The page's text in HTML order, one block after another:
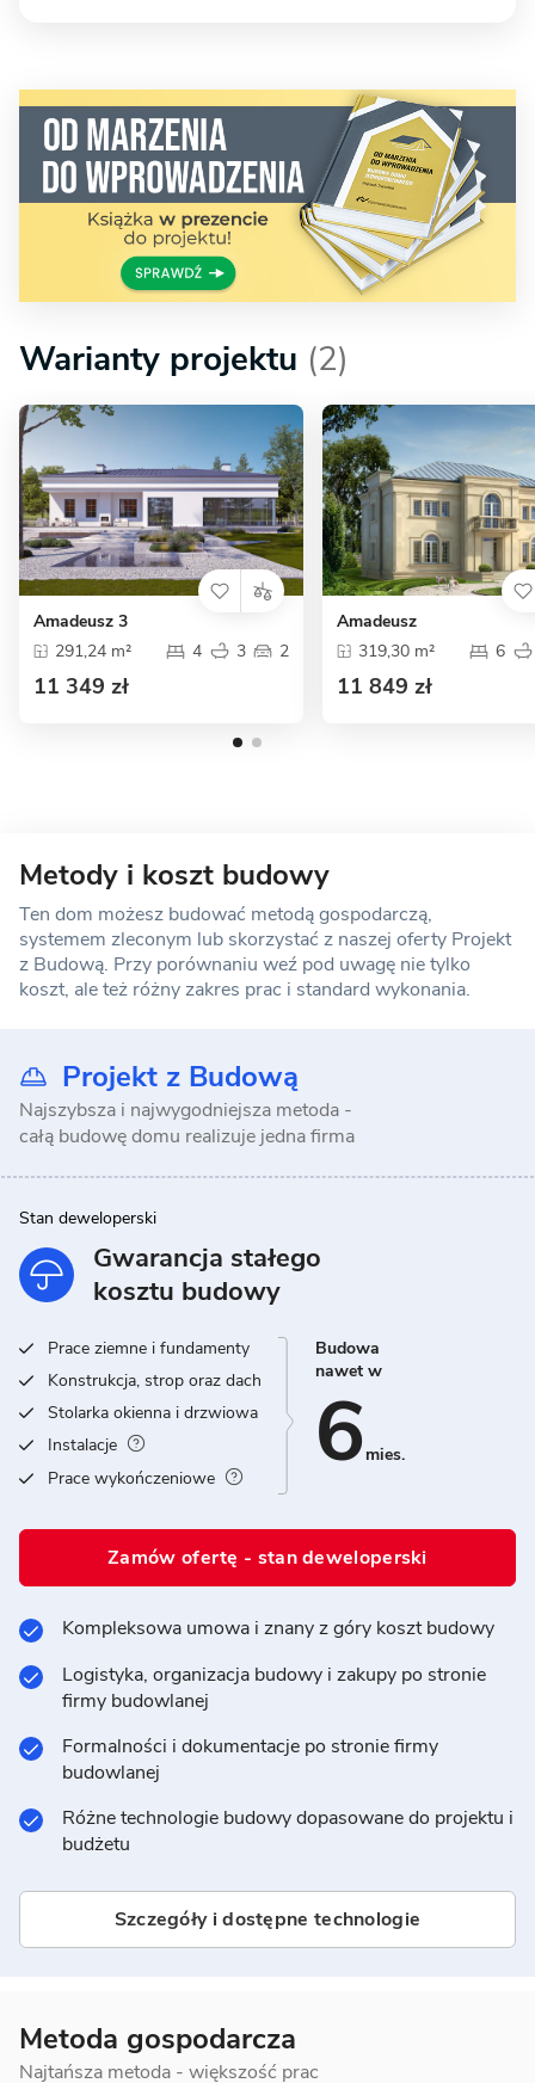
Warianty projektu (2)
Amadeusz 3
291,24 m²
4 3 2
11 349 zł
Amadeusz
319,30 m²
6
11 849 zł
Metody i koszt budowy
Ten dom możesz budować metodą gospodarczą,
systemem zleconym lub skorzystać z naszej oferty Projekt
z Budową. Przy porównaniu weź pod uwagę nie tylko
koszt, ale też różny zakres prac i standard wykonania.
Metoda gospodarcza
Najtańsza metoda - większość prac
Projekt z Budową
Najszybsza i najwygodniejsza metoda -
całą budowę domu realizuje jedna firma
Stan deweloperski
Gwarancja stałego
kosztu budowy
Prace ziemne i fundamenty
Konstrukcja, strop oraz dach
Stolarka okienna i drzwiowa
Instalacje
Prace wykończeniowe
Budowa
nawet w
6 mies.
Zamów ofertę - stan deweloperski
Kompleksowa umowa i znany z góry koszt budowy
Logistyka, organizacja budowy i zakupy po stronie
firmy budowlanej
Formalności i dokumentacje po stronie firmy
budowlanej
Różne technologie budowy dopasowane do projektu i
budżetu
Szczegóły i dostępne technologie